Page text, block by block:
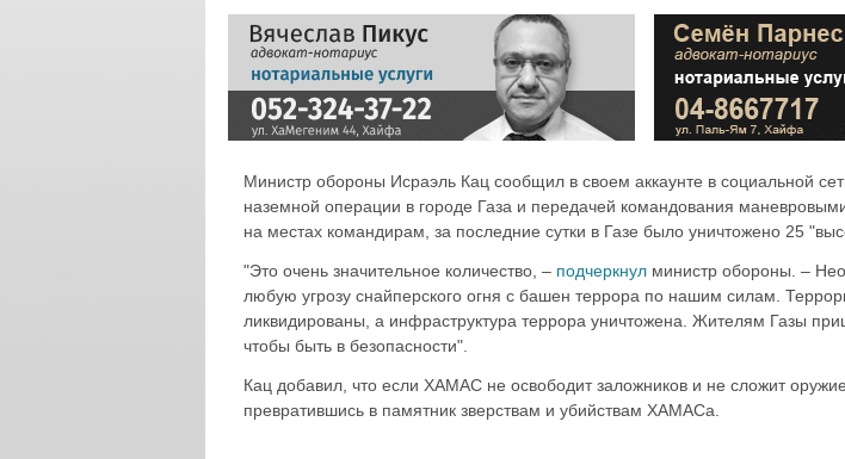
Министр обороны Исраэль Кац сообщил в своем аккаунте в социальной
наземной операции в городе Газа и передачей командования
на местах командирам, за последние сутки в Газе было уничтожено 25
"Это очень значительное количество, – подчеркнул министр обороны. –
любую угрозу снайперского огня с башен террора по нашим силам.
ликвидированы, а инфраструктура террора уничтожена. Жителям Газы
чтобы быть в безопасности".
Кац добавил, что если ХАМАС не освободит заложников и не сложит
превратившись в памятник зверствам и убийствам ХАМАСа.